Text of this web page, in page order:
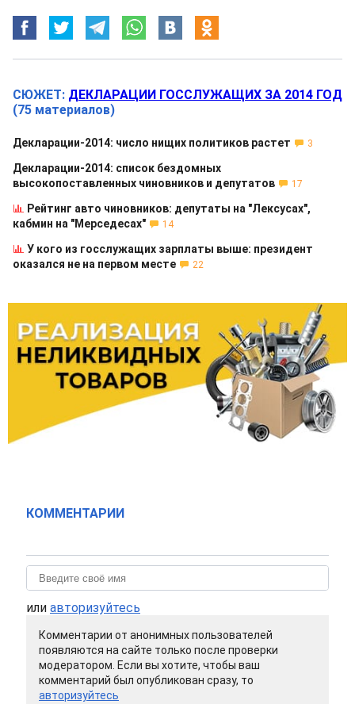
СЮЖЕТ: ДЕКЛАРАЦИИ ГОССЛУЖАЩИХ ЗА 2014 ГОД
(75 материалов)
Декларации-2014: число нищих политиков растет 3
Декларации-2014: список бездомных
высокопоставленных чиновников и депутатов
17
Рейтинг авто чиновников: депутаты на "Лексусах",
кабмин на "Мерседесах"
14
У кого из госслужащих зарплаты выше: президент
оказался не на первом месте
22
КОММЕНТАРИИ
или авторизуйтесь
Комментарии от анонимных пользователей
появляются на сайте только после проверки
модератором. Если вы хотите, чтобы ваш
комментарий был опубликован сразу, то
авторизуйтесь